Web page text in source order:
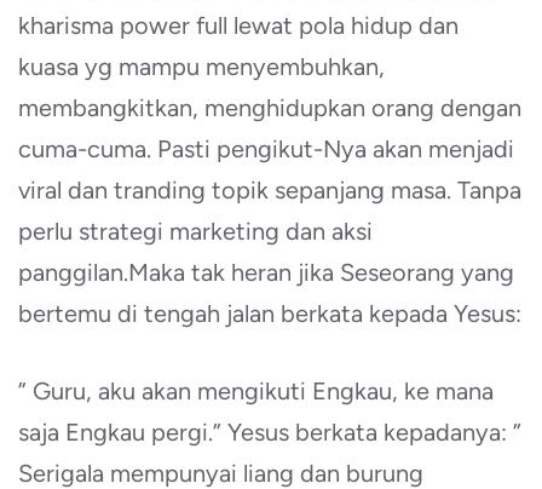
kharisma power full lewat pola hidup dan
kuasa yg mampu menyembuhkan,
membangkitkan, menghidupkan orang dengan
cuma-cuma. Pasti pengikut-Nya akan menjadi
viral dan tranding topik sepanjang masa. Tanpa
perlu strategi marketing dan aksi
panggilan.Maka tak heran jika Seseorang yang
bertemu di tengah jalan berkata kepada Yesus:
” Guru, aku akan mengikuti Engkau, ke mana
saja Engkau pergi.” Yesus berkata kepadanya: ”
Serigala mempunyai liang dan burung